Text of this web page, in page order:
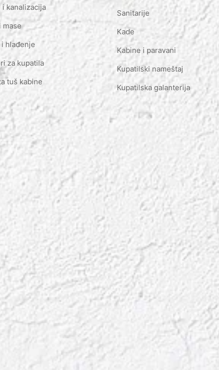
i kanalizacija
mase
hlađenje
za kupatila
tuš kabine
Sanitarije
Kade
Kabine i paravani
Kupatilski nameštaj
Kupatilska galanterija